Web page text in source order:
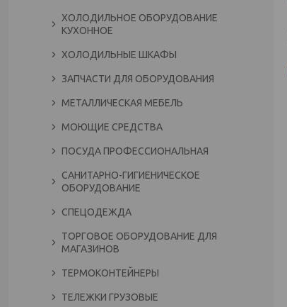
ХОЛОДИЛЬНОЕ ОБОРУДОВАНИЕ
КУХОННОЕ
ХОЛОДИЛЬНЫЕ ШКАФЫ
ЗАПЧАСТИ ДЛЯ ОБОРУДОВАНИЯ
МЕТАЛЛИЧЕСКАЯ МЕБЕЛЬ
МОЮЩИЕ СРЕДСТВА
ПОСУДА ПРОФЕССИОНАЛЬНАЯ
САНИТАРНО-ГИГИЕНИЧЕСКОЕ
ОБОРУДОВАНИЕ
СПЕЦОДЕЖДА
ТОРГОВОЕ ОБОРУДОВАНИЕ ДЛЯ
МАГАЗИНОВ
ТЕРМОКОНТЕЙНЕРЫ
ТЕЛЕЖКИ ГРУЗОВЫЕ